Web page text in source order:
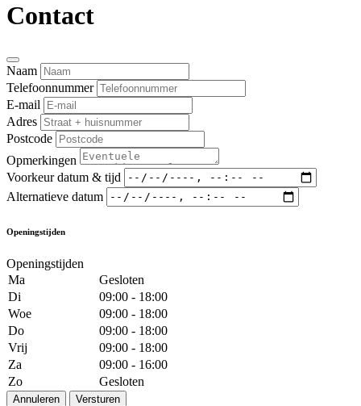
Contact
Naam
Telefoonnummer
E-mail
Adres
Postcode
Opmerkingen
Voorkeur datum & tijd
Alternatieve datum
Openingstijden
Openingstijden
Ma
Gesloten
Di
09:00 - 18:00
Woe
09:00 - 18:00
Do
09:00 - 18:00
Vrij
09:00 - 18:00
Za
09:00 - 16:00
Zo
Gesloten
Annuleren Versturen